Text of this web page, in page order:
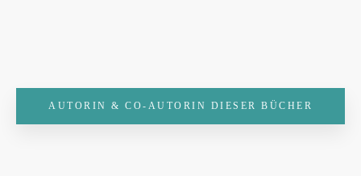
AUTORIN & CO-AUTORIN DIESER BÜCHER